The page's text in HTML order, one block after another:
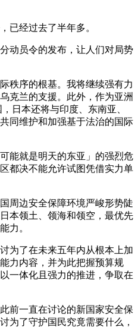
经过去了半年多。
员令的发布，让人们对局势
序的根基。我将继续强有力
克兰的支援。此外，作为亚洲
日本还将与印度、东南亚、
同维护和加强基于法治的国际
就是明天的东亚」的强烈危
都决不能允许试图凭借实力单
边安全保障环境严峻形势陡
本领土、领海和领空，最优先
力。
了在未来五年内从根本上加
力内容，并为此把握预算规
一体化且强力的推进，争取在
一直在讨论的新国家安全保
为了守护国民究竟需要什么，